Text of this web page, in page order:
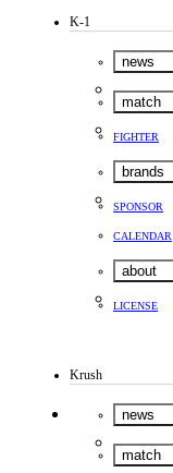
K-1
news
match
FIGHTER
brands
SPONSOR
CALENDAR
about
LICENSE
Krush
news
match